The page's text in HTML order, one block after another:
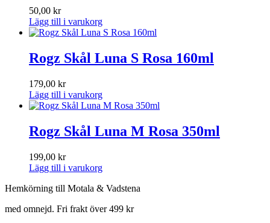
50,00 kr
Lägg till i varukorg
Rogz Skål Luna S Rosa 160ml
179,00 kr
Lägg till i varukorg
Rogz Skål Luna M Rosa 350ml
199,00 kr
Lägg till i varukorg
Hemkörning till Motala & Vadstena
med omnejd. Fri frakt över 499 kr